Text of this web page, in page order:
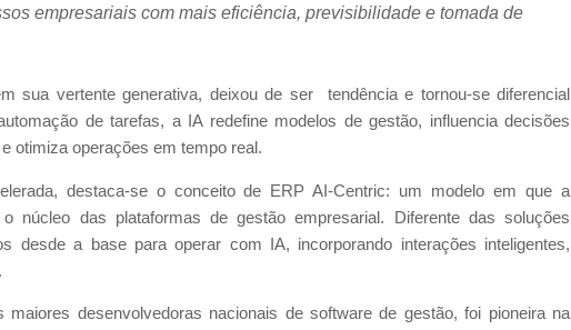
empresariais com mais eficiência, previsibilidade e tomada de
sua vertente generativa, deixou de ser tendência e tornou-se diferencial
de tarefas, a IA redefine modelos de gestão, influencia decisões
otimiza operações em tempo real.
destaca-se o conceito de ERP AI-Centric: um modelo em que a
núcleo das plataformas de gestão empresarial. Diferente das soluções
desde a base para operar com IA, incorporando interações inteligentes,
desenvolvedoras nacionais de software de gestão, foi pioneira na